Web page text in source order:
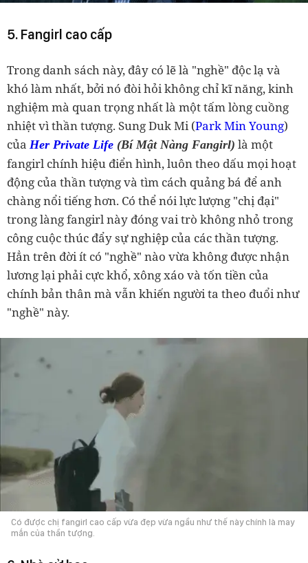
5. Fangirl cao cấp
Trong danh sách này, đây có lẽ là "nghề" độc lạ và
khó làm nhất, bởi nó đòi hỏi không chỉ kĩ năng, kinh
nghiệm mà quan trọng nhất là một tấm lòng cuồng
nhiệt vì thần tượng. Sung Duk Mi (Park Min Young)
của Her Private Life (Bí Mật Nàng Fangirl) là một
fangirl chính hiệu điển hình, luôn theo dấu mọi hoạt
động của thần tượng và tìm cách quảng bá để anh
chàng nổi tiếng hơn. Có thể nói lực lượng "chị đại"
trong làng fangirl này đóng vai trò không nhỏ trong
công cuộc thúc đẩy sự nghiệp của các thần tượng.
Hẳn trên đời ít có "nghề" nào vừa không được nhận
lương lại phải cực khổ, xông xáo và tốn tiền của
chính bản thân mà vẫn khiến người ta theo đuổi như
"nghề" này.
Có được chị fangirl cao cấp vừa đẹp vừa ngầu như thế này chính là may
mắn của thần tượng.